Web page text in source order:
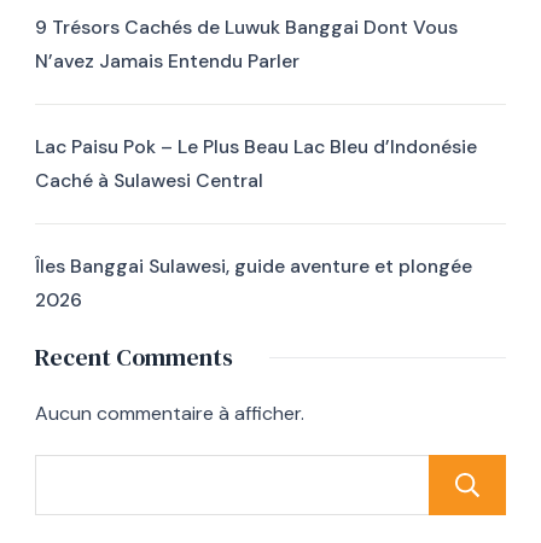
9 Trésors Cachés de Luwuk Banggai Dont Vous
N’avez Jamais Entendu Parler
Lac Paisu Pok – Le Plus Beau Lac Bleu d’Indonésie
Caché à Sulawesi Central
Îles Banggai Sulawesi, guide aventure et plongée
2026
Recent Comments
Aucun commentaire à afficher.